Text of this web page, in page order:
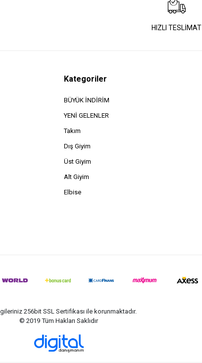
HIZLI TESLİMAT
Kategoriler
BÜYÜK İNDİRİM
YENİ GELENLER
Takım
Dış Giyim
Üst Giyim
Alt Giyim
Elbise
256bit SSL Sertifikası ile korunmaktadır.
© 2019Tüm Hakları Saklıdır